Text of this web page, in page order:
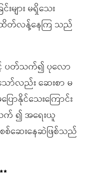
များ မရှိသေး
မ်ထိတ်လန့်နေကြ သည်
ပတ်သက်၍ ပုလော
ော်လည်း ဆေးစာ မ
နိုင်သေးကြောင်း
က် ၍ အရေးယူ
ဆေးနေဆဲဖြစ်သည်